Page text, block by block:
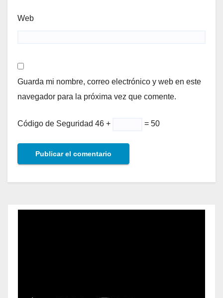
Web
Guarda mi nombre, correo electrónico y web en este
navegador para la próxima vez que comente.
Código de Seguridad 46 + = 50